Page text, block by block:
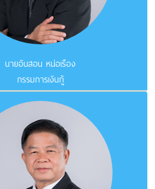
นายอินสอน หน่อเรือง
กรรมการเงินกู้